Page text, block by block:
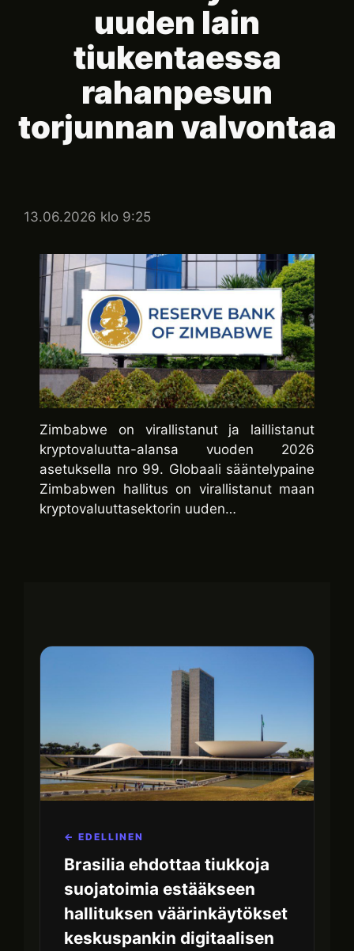
uuden lain
tiukentaessa
rahanpesun
torjunnan valvontaa
13.06.2026 klo 9:25
Zimbabwe on virallistanut ja laillistanut
kryptovaluutta-alansa vuoden 2026
asetuksella nro 99. Globaali sääntelypaine
Zimbabwen hallitus on virallistanut maan
kryptovaluuttasektorin uuden…
← EDELLINEN
Brasilia ehdottaa tiukkoja
suojatoimia estääkseen
hallituksen väärinkäytökset
keskuspankin digitaalisen